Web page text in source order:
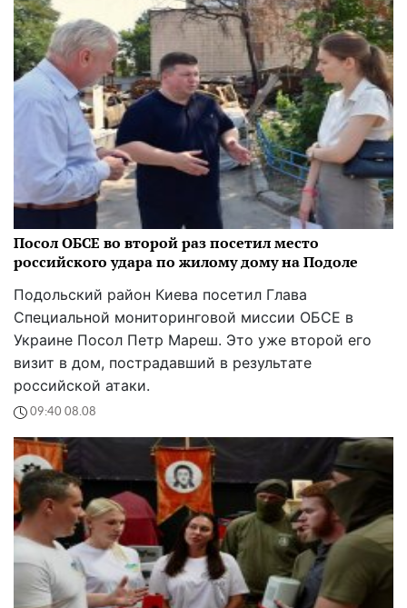
Посол ОБСЕ во второй раз посетил место
российского удара по жилому дому на Подоле
Подольский район Киева посетил Глава
Специальной мониторинговой миссии ОБСЕ в
Украине Посол Петр Мареш. Это уже второй его
визит в дом, пострадавший в результате
российской атаки.
09:40 08.08